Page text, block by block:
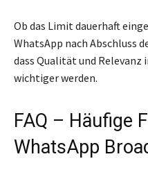
Ob das Limit dauerhaft
WhatsApp nach Abschluss
dass Qualität und
wichtiger werden.
FAQ – Häufige
WhatsApp